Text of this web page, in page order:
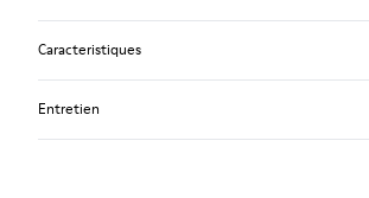
Caracteristiques
Entretien